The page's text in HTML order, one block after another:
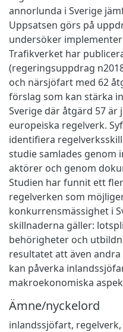
annorlunda i Sverige
Uppsatsen görs på
undersöker
Trafikverket har
(regeringsuppdrag
och närsjöfart med 62
förslag som kan stärka
Sverige där åtgärd 57 är
europeiska regelverk.
identifiera
studie samlades genom
aktörer och genom
Studien har funnit ett
regelverken som
konkurrensmässighet i
skillnaderna gäller:
behörigheter och
resultatet att även
kan påverka
makroekonomiska
Ämne/nyckelord
inlandssjöfart, regelverk,